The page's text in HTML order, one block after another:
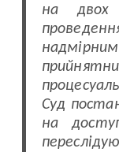
на двох
Суд
на